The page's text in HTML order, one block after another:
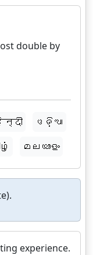
double by
ଓଡ଼ିଆ
മലയാളം
experience.